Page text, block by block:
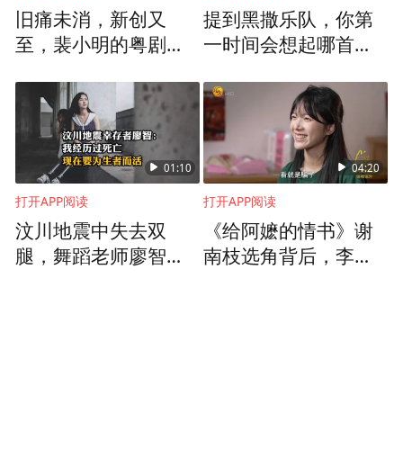
旧痛未消，新创又
至，裴小明的粤剧武
继续
提到黑撒乐队，你第
一时间会想起哪首
《陕西美食》还是
《起的比鸡还早》的
打工人日常，欢迎在
评论区分享你与黑撒
的故事
01:10
打开APP阅读
汶川地震中失去双
腿，舞蹈老师廖智：
04:20
打开APP阅读
《给阿嬷的情书》谢
南枝选角背后，李思